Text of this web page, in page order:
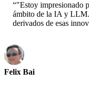
“"Estoy impresionado
ámbito de la IA y
derivados de esas
Felix Bai